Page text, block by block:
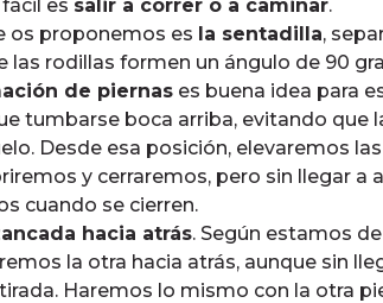
es salir a correr o a caminar.
os proponemos es la sentadilla,
las rodillas formen un ángulo de 90
de piernas es buena idea para
tumbarse boca arriba, evitando que
Desde esa posición, elevaremos
y cerraremos, pero sin llegar a
cuando se cierren.
hacia atrás. Según estamos
la otra hacia atrás, aunque sin
Haremos lo mismo con la otra